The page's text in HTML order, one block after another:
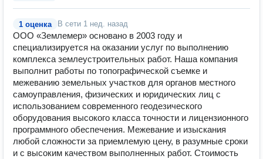
1 оценка В сети 1 нед. назад
ООО «Землемер» основано в 2003 году и
специализируется на оказании услуг по выполнению
комплекса землеустроительных работ. Наша компания
выполнит работы по топографической съемке и
межеванию земельных участков для органов местного
самоуправления, физических и юридических лиц с
использованием современного геодезического
оборудования высокого класса точности и лицензионного
программного обеспечения. Межевание и изыскания
любой сложности за приемлемую цену, в разумные сроки
и с высоким качеством выполненных работ. Стоимость